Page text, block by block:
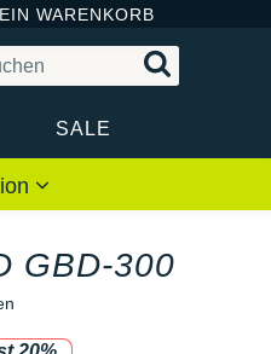
WARENKORB
SALE
GBD-300